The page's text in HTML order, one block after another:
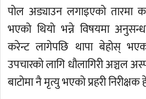
पोल अड्याउन लगाइएको तारमा
भएको थियो भन्ने विषयमा
करेन्ट लागेपछि थापा बेहोस्
उपचारको लागि धौलागिरी अञ्चल
बाटोमा नै मृत्यु भएको प्रहरी